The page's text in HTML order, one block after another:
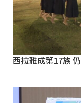
西拉雅成第17族